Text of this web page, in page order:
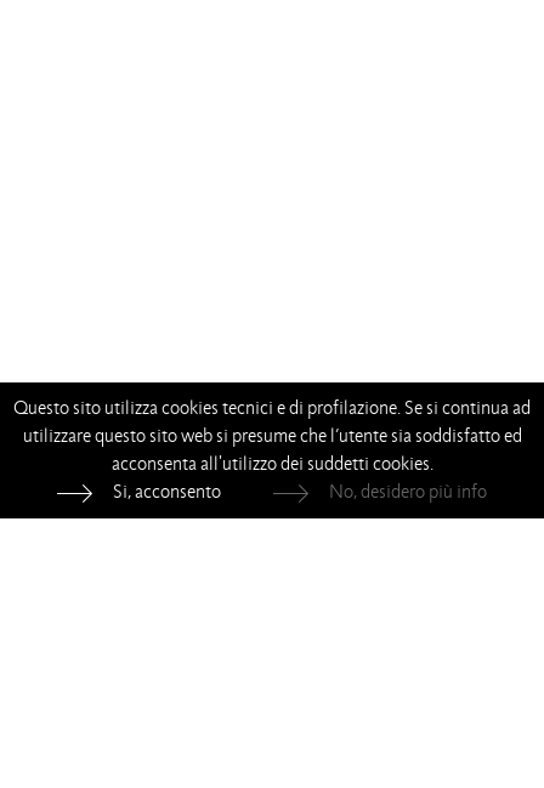
Questo sito utilizza cookies tecnici e di profilazione. Se si continua ad
utilizzare questo sito web si presume che l’utente sia soddisfatto ed
acconsenta all'utilizzo dei suddetti cookies.
Si, acconsento
No, desidero più info